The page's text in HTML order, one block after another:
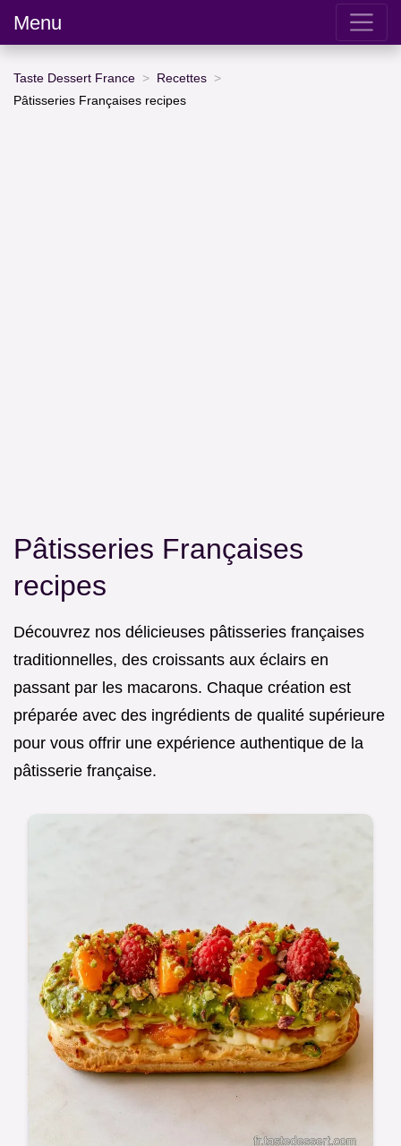
Menu
Taste Dessert France
Recettes
Pâtisseries Françaises recipes
Pâtisseries Françaises
recipes
Découvrez nos délicieuses pâtisseries françaises
traditionnelles, des croissants aux éclairs en
passant par les macarons. Chaque création est
préparée avec des ingrédients de qualité supérieure
pour vous offrir une expérience authentique de la
pâtisserie française.